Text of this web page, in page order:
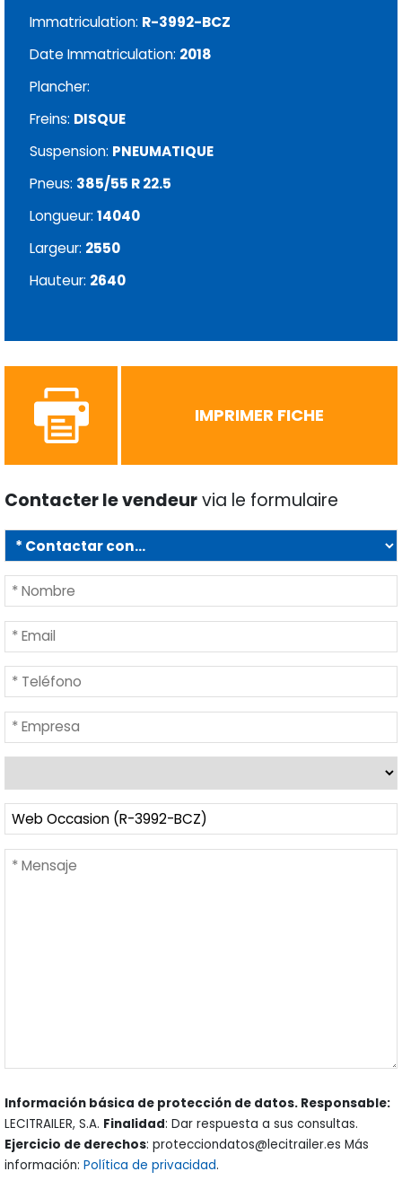
Immatriculation: R-3992-BCZ
Date Immatriculation: 2018
Plancher:
Freins: DISQUE
Suspension: PNEUMATIQUE
Pneus: 385/55 R 22.5
Longueur: 14040
Largeur: 2550
Hauteur: 2640
IMPRIMER FICHE
Contacter le vendeurvia le formulaire
Información básica de protección de datos. Responsable:
LECITRAILER, S.A. Finalidad: Dar respuesta a sus consultas.
Ejercicio de derechos: protecciondatos@lecitrailer.es Más
información: Política de privacidad.